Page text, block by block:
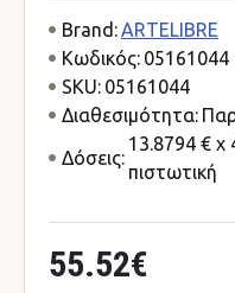
55.52€
Brand:ARTELIBRE
Κωδικός: 05161044
SKU: 05161044
Διαθεσιμότητα:
Δόσεις:
13.8794 € x
πιστωτική